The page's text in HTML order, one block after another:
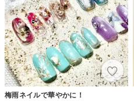
梅雨ネイルで華やかに！